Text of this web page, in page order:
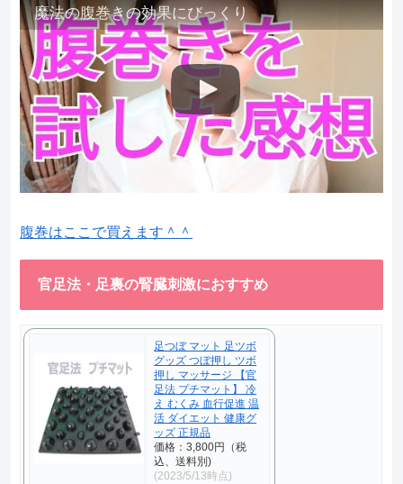
魔法の腹巻きの効果にびっくり
腹巻はここで買えます＾＾
官足法・足裏の腎臓刺激におすすめ
足つぼ マット 足ツボ
グッズ つぼ押し ツボ
押し マッサージ 【官
足法 プチマット】 冷
え むくみ 血行促進 温
活 ダイエット 健康グ
ッズ 正規品
価格：3,800円（税
込、送料別)
(2023/5/13時点)